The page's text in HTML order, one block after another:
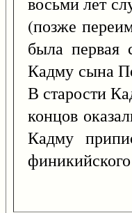
(позже
была первая
Кадму сына
В старости
концов
Кадму